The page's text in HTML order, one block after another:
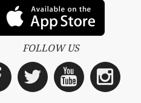
FOLLOW US
Facebook
Twitter